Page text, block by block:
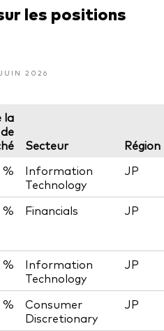
les positions
2026
la
Secteur
Région
%
Information
Technology
JP
% Financials JP
%
Information
Technology
JP
%
Consumer
Discretionary
JP